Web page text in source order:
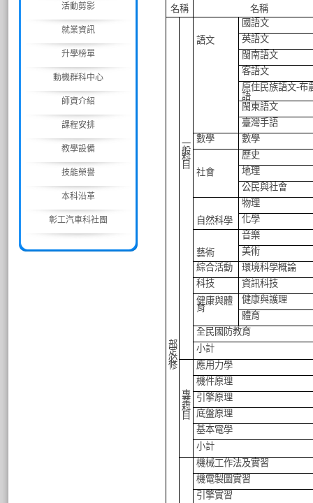
活動剪影
就業資訊
升學榜單
動機群科中心
師資介紹
課程安排
教學設備
技能榮譽
本科沿革
彰工汽車科社團
名稱
名稱
部
定
必
修
一
般
科
目
語文
國語文
英語文
閩南語文
客語文
原住民族語文-布
語
閩東語文
臺灣手語
數學
數學
社會
歷史
地理
公民與社會
自然科學
物理
化學
藝術
音樂
美術
綜合活動
環境科學概論
科技
資訊科技
健康與體
育
健康與護理
體育
全民國防教育
小計
專
業
科
目
應用力學
機件原理
引擎原理
底盤原理
基本電學
小計
機械工作法及實習
機電製圖實習
引擎實習